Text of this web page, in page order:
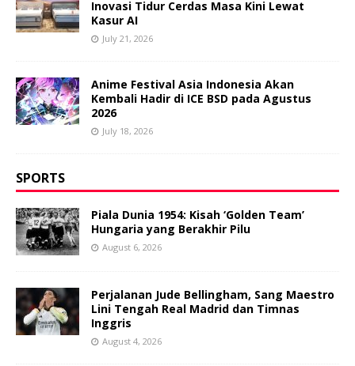
Inovasi Tidur Cerdas Masa Kini Lewat
Kasur AI
July 21, 2026
Anime Festival Asia Indonesia Akan
Kembali Hadir di ICE BSD pada Agustus
2026
July 18, 2026
SPORTS
Piala Dunia 1954: Kisah ‘Golden Team’
Hungaria yang Berakhir Pilu
August 6, 2026
Perjalanan Jude Bellingham, Sang Maestro
Lini Tengah Real Madrid dan Timnas
Inggris
August 4, 2026